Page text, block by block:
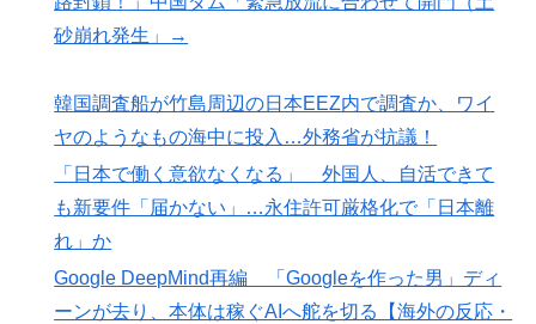
砂崩れ発生」→
韓国調査船が竹島周辺の日本EEZ内で調査か、ワイ
ヤのようなもの海中に投入…外務省が抗議！
「日本で働く意欲なくなる」 外国人、自活できて
も新要件「届かない」…永住許可厳格化で「日本離
れ」か
Google DeepMind再編 「Googleを作った男」ディ
ーンが去り、本体は稼ぐAIへ舵を切る【海外の反応・